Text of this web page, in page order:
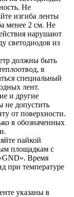
Не
изгиба ленты
менее 2 см. Не
нарушают
светодиодов из
должны быть
в
специальный
лент.
и другие
не допустить
от поверхности.
в обозначенных
пайкой
площадкам с
Время
при температуре
указаны в